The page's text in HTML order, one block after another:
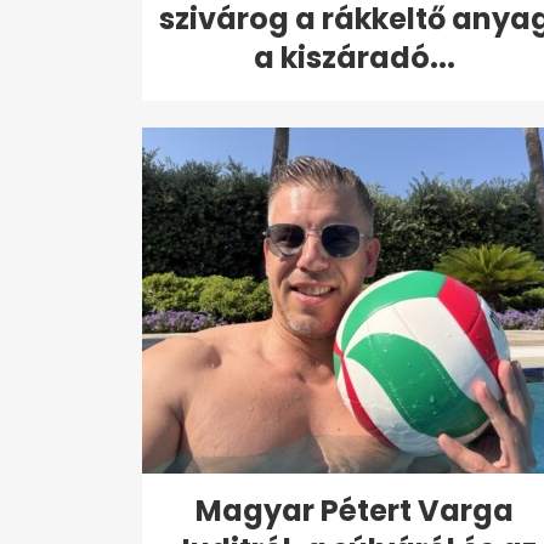
szivárog a rákkeltő
a kiszáradó...
Magyar Pétert Varga